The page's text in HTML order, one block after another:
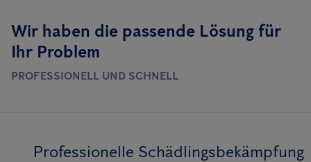
Wir haben die passende Lösung für
Ihr Problem
PROFESSIONELL UND SCHNELL
Professionelle Schädlingsbekämpfung